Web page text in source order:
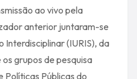
ao vivo pela
anterior juntaram-se
(IURIS), da
grupos de pesquisa
Políticas Públicas do